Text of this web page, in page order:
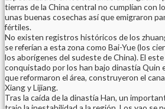
tierras de la China central no cumplían con
unas buenas cosechas así que emigraron
fértiles.
No existen registros históricos de los
se referían a esta zona como Bai-Yue (los
los aborígenes del sudeste de China). El
conquistado por los han bajo dinastía Quin
que reformaron el área, construyeron el
Xiang y Lijiang.
Tras la caída de la dinastía Han, un